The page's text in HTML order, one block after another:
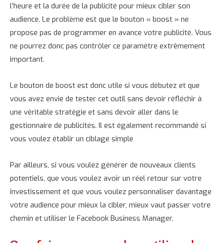
l’heure et la durée de la publicité pour mieux cibler son
audience. Le problème est que le bouton « boost » ne
propose pas de programmer en avance votre publicité. Vous
ne pourrez donc pas contrôler ce paramètre extrêmement
important.
Le bouton de boost est donc utile si vous débutez et que
vous avez envie de tester cet outil sans devoir réfléchir à
une véritable stratégie et sans devoir aller dans le
gestionnaire de publicités. Il est également recommandé si
vous voulez établir un ciblage simple
Par ailleurs, si vous voulez générer de nouveaux clients
potentiels, que vous voulez avoir un réel retour sur votre
investissement et que vous voulez personnaliser davantage
votre audience pour mieux la cibler, mieux vaut passer votre
chemin et utiliser le Facebook Business Manager.